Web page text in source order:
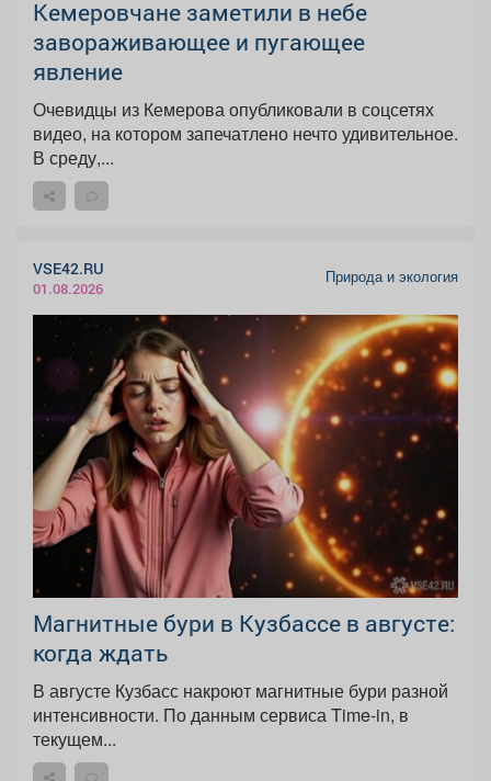
Кемеровчане заметили в небе
завораживающее и пугающее
явление
Очевидцы из Кемерова опубликовали в соцсетях
видео, на котором запечатлено нечто удивительное.
В среду,...
VSE42.RU
01.08.2026
Природа и экология
Магнитные бури в Кузбассе в августе:
когда ждать
В августе Кузбасс накроют магнитные бури разной
интенсивности. По данным сервиса Time-in, в
текущем...